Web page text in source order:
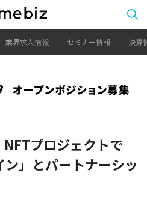
業界求人情報 セミナー情報 決算
プロジェクトで
ン」とパートナーシッ